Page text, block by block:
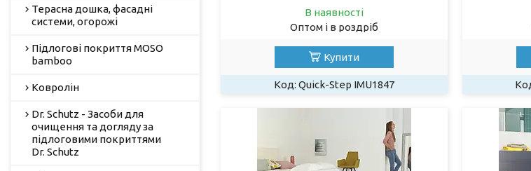
В наявності
Оптом і в роздріб
Купити
Quick-Step IMU1847
Терасна дошка, фасадні
системи, огорожі
Підлогові покриття MOSO
bamboo
Ковролін
Dr. Schutz - Засоби для
очищення та догляду за
підлоговими покриттями
Dr. Schutz